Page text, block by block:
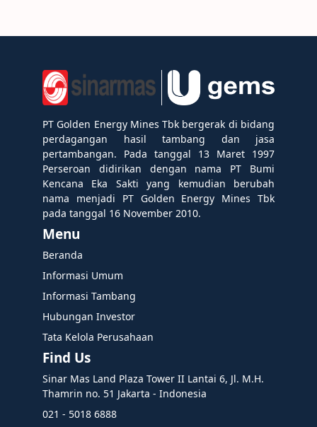
PT Golden Energy Mines Tbk bergerak di bidang
perdagangan hasil tambang dan jasa
pertambangan. Pada tanggal 13 Maret 1997
Perseroan didirikan dengan nama PT Bumi
Kencana Eka Sakti yang kemudian berubah
nama menjadi PT Golden Energy Mines Tbk
pada tanggal 16 November 2010.
Menu
Beranda
Informasi Umum
Informasi Tambang
Hubungan Investor
Tata Kelola Perusahaan
Find Us
Sinar Mas Land Plaza Tower II Lantai 6, Jl. M.H.
Thamrin no. 51 Jakarta - Indonesia
021 - 5018 6888